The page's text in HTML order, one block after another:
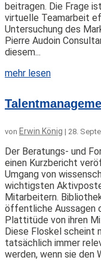
beitragen. Die Frage
virtuelle Teamarbeit
Untersuchung des
Pierre Audoin
diesem...
mehr lesen
von Erwin König | 28.
Der Beratungs- und
einen Kurzbericht
Umgang von
wichtigsten
Mitarbeitern.
öffentliche Aussagen
Plattitüde von ihren
Diese Floskel scheint
tatsächlich immer
werden, wenn sie den